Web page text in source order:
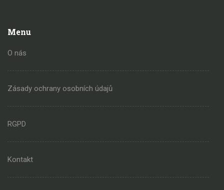
Menu
O nás
Zásady ochrany osobních údajů
RGPD
Kontakt